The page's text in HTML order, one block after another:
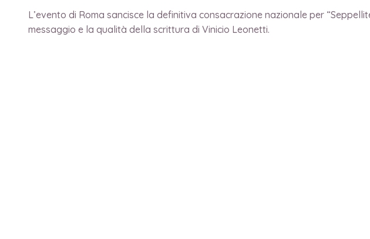
L’evento di Roma sancisce la definitiva consacrazione nazionale per
messaggio e la qualità della scrittura di Vinicio Leonetti.